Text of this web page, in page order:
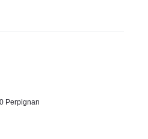
Perpignan